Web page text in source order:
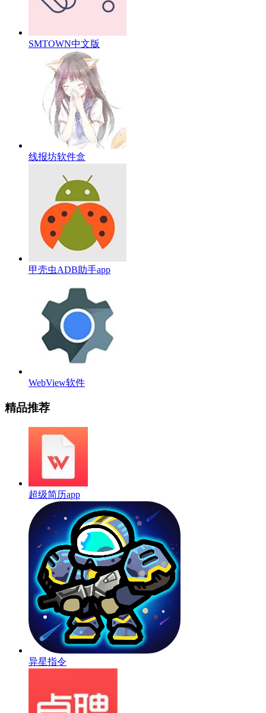
SMTOWN中文版
线报坊软件盒
甲壳虫ADB助手app
WebView软件
精品推荐
超级简历app
异星指令